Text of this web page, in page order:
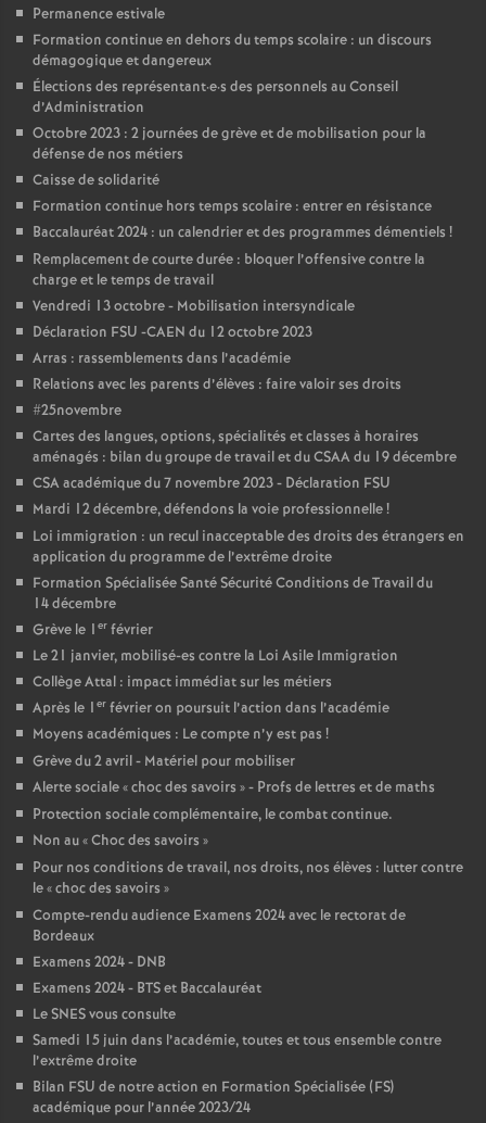
g
n
m
e
t
s
d
e
e
c
o
n
d
g
Permanence estivale
Formation continue en dehors du temps scolaire : un discours
démagogique et dangereux
Élections des représentant·e·s des personnels au Conseil
d’Administration
Octobre 2023 : 2 journées de grève et de mobilisation pour la
défense de nos métiers
Caisse de solidarité
Formation continue hors temps scolaire : entrer en résistance
Baccalauréat 2024 : un calendrier et des programmes démentiels !
Remplacement de courte durée : bloquer l’offensive contre la
charge et le temps de travail
Vendredi 13 octobre - Mobilisation intersyndicale
Déclaration FSU -CAEN du 12 octobre 2023
Arras : rassemblements dans l’académie
Relations avec les parents d’élèves : faire valoir ses droits
#25novembre
Cartes des langues, options, spécialités et classes à horaires
aménagés : bilan du groupe de travail et du CSAA du 19 décembre
CSA académique du 7 novembre 2023 - Déclaration FSU
Mardi 12 décembre, défendons la voie professionnelle!
Loi immigration : un recul inacceptable des droits des étrangers en
application du programme de l’extrême droite
Formation Spécialisée Santé Sécurité Conditions de Travail du
14 décembre
Grève le 1 er février
Le 21 janvier, mobilisé-es contre la Loi Asile Immigration
Collège Attal : impact immédiat sur les métiers
Après le 1 er février on poursuit l’action dans l’académie
Moyens académiques : Le compte n’y est pas !
Grève du 2 avril - Matériel pour mobiliser
Alerte sociale «choc des savoirs » - Profs de lettres et de maths
Protection sociale complémentaire, le combat continue.
Non au «Choc des savoirs »
Pour nos conditions de travail, nos droits, nos élèves : lutter contre
le «choc des savoirs »
Compte-rendu audience Examens 2024 avec le rectorat de
Bordeaux
Examens 2024 - DNB
Examens 2024 - BTS et Baccalauréat
Le SNES vous consulte
Samedi 15 juin dans l’académie, toutes et tous ensemble contre
l’extrême droite
Bilan FSU de notre action en Formation Spécialisée (FS)
académique pour l’année 2023/24